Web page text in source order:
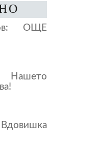
ОЩЕ
Нашето